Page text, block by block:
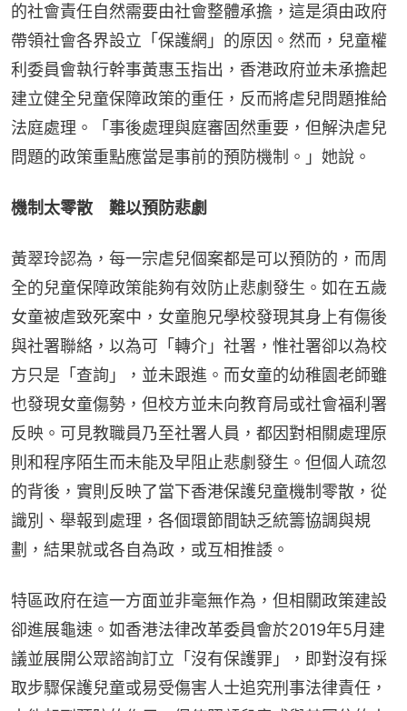
的社會責任自然需要由社會整體承擔，這是須由政府
帶領社會各界設立「保護網」的原因。然而，兒童權
利委員會執行幹事黃惠玉指出，香港政府並未承擔起
建立健全兒童保障政策的重任，反而將虐兒問題推給
法庭處理。「事後處理與庭審固然重要，但解決虐兒
問題的政策重點應當是事前的預防機制。」她說。
機制太零散 難以預防悲劇
黃翠玲認為，每一宗虐兒個案都是可以預防的，而周
全的兒童保障政策能夠有效防止悲劇發生。如在五歲
女童被虐致死案中，女童胞兄學校發現其身上有傷後
與社署聯絡，以為可「轉介」社署，惟社署卻以為校
方只是「查詢」，並未跟進。而女童的幼稚園老師雖
也發現女童傷勢，但校方並未向教育局或社會福利署
反映。可見教職員乃至社署人員，都因對相關處理原
則和程序陌生而未能及早阻止悲劇發生。但個人疏忽
的背後，實則反映了當下香港保護兒童機制零散，從
識別、舉報到處理，各個環節間缺乏統籌協調與規
劃，結果就或各自為政，或互相推諉。
特區政府在這一方面並非毫無作為，但相關政策建設
卻進展龜速。如香港法律改革委員會於2019年5月建
議並展開公眾諮詢訂立「沒有保護罪」，即對沒有採
取步驟保護兒童或易受傷害人士追究刑事法律責任，